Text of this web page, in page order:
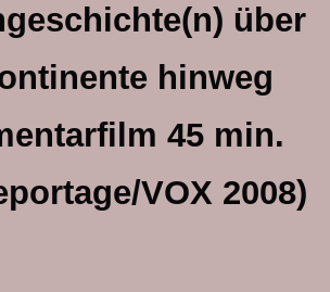
über
hinweg
45 min.
VOX 2008)